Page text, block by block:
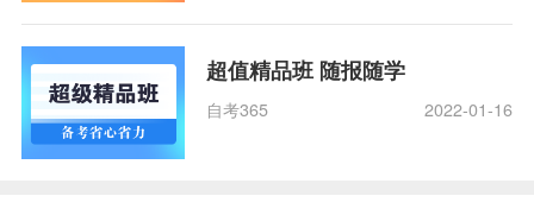
超值精品班 随报随学
自考365 2022-01-16